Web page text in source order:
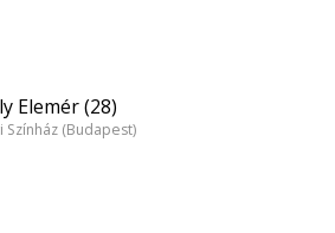
Elemér (28)
Színház (Budapest)